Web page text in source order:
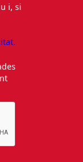
i, si